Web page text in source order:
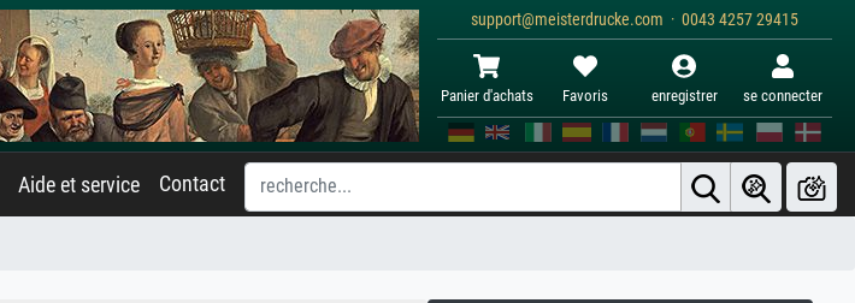
support@meisterdrucke.com · 0043 4257 29415
Panier d'achats Favoris enregistrer se connecter
Aide et service Contact